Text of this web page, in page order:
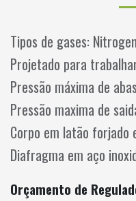
Tipos de gases:
Projetado para
Pressão máxima de
Pressão maxima de
Corpo em latão forjado
Diafragma em aço
Orçamento de